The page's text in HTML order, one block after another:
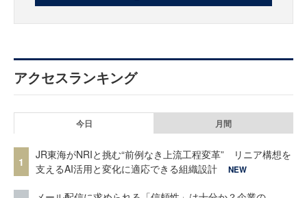
アクセスランキング
今日 月間
1
JR東海がNRIと挑む“前例なき上流工程変革” リニア構想を
支えるAI活用と変化に適応できる組織設計
NEW